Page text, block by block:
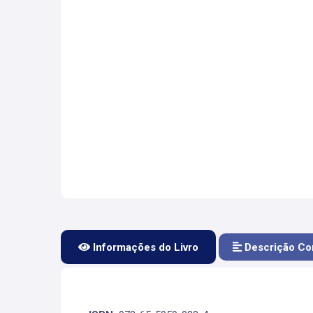
Informações do Livro Descrição